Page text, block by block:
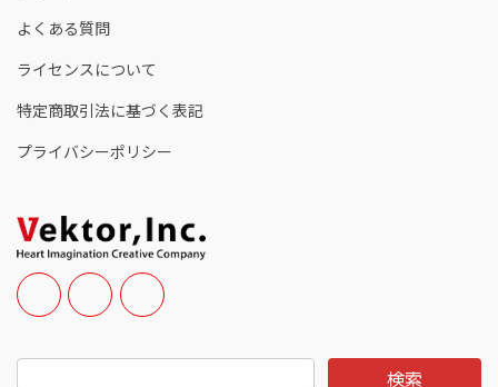
よくある質問
ライセンスについて
特定商取引法に基づく表記
プライバシーポリシー